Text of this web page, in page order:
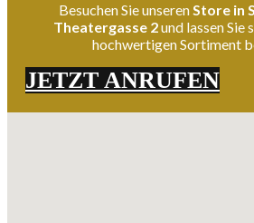
Besuchen Sie unserenStore in
Theatergasse 2und lassen Sie
hochwertigen Sortiment
JETZT ANRUFEN